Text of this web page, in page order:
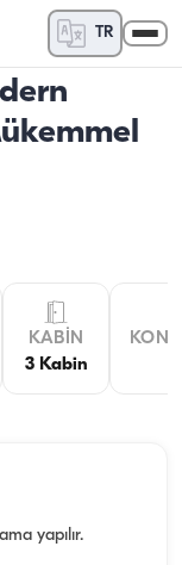
TR
KABIN
3 Kabin
yapılır.